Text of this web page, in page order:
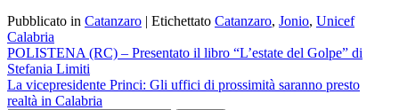
Pubblicato in Catanzaro | Etichettato Catanzaro, Jonio, Unicef
Calabria
Navigazione
articoli
POLISTENA (RC) – Presentato il libro “L’estate del Golpe” di
Stefania Limiti
La vicepresidente Princi: Gli uffici di prossimità saranno presto
realtà in Calabria